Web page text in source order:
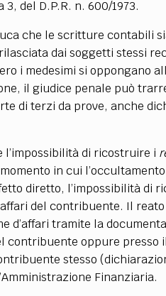
del D.P.R. n. 600/1973.
che le scritture contabili
dai soggetti stessi
i medesimi si oppongano
il giudice penale può
di terzi da prove, anche
l’impossibilità di ricostruire i
in cui
diretto, l’impossibilità di
del contribuente. Il
d’affari tramite la
contribuente oppure presso
stesso
Finanziaria.